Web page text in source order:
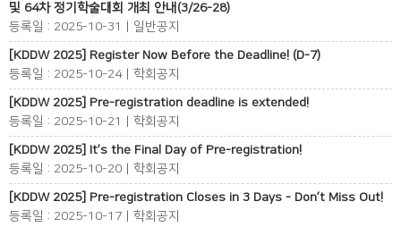
및 64차 정기학술대회 개최 안내(3/26-28)
등록일 : 2025-10-31 | 일반공지
[KDDW 2025] Register Now Before the Deadline! (D-7)
등록일 : 2025-10-24 | 학회공지
[KDDW 2025] Pre-registration deadline is extended!
등록일 : 2025-10-21 | 학회공지
[KDDW 2025] It’s the Final Day of Pre-registration!
등록일 : 2025-10-20 | 학회공지
[KDDW 2025] Pre-registration Closes in 3 Days - Don’t Miss Out!
등록일 : 2025-10-17 | 학회공지